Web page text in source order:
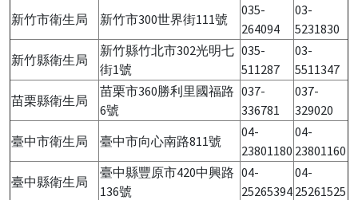
新竹市衛生局
新竹市300世界街111號
035-
264094
03-
5231830
新竹縣衛生局
新竹縣竹北市302光明七
街1號
035-
511287
03-
5511347
苗栗縣衛生局
苗栗市360勝利里國福路
6號
037-
336781
037-
329020
臺中市衛生局
臺中市向心南路811號
04-
23801180
04-
23801160
臺中縣衛生局
臺中縣豐原市420中興路
136號
04-
25265394
04-
25261525